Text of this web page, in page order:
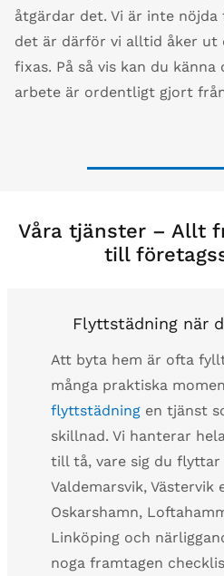
åtgärdar det. Vi är inte
det är därför vi alltid åker ut
fixas. På så vis kan du
arbete är ordentligt gjort
Våra tjänster – Allt
till
Flyttstädning när
Att byta hem är ofta
många praktiska
flyttstädning en tjänst
skillnad. Vi hanterar
till tå, vare sig du flyttar
Valdemarsvik, Västervik
Oskarshamn,
Linköping och
noga framtagen